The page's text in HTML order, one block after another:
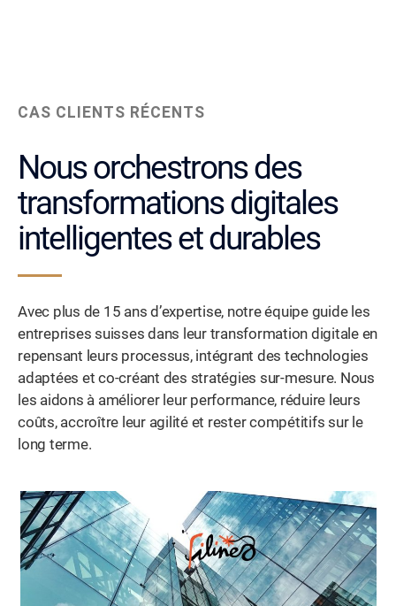
CAS CLIENTS RÉCENTS
Nous orchestrons des
transformations digitales
intelligentes et durables
Avec plus de 15 ans d’expertise, notre équipe guide les
entreprises suisses dans leur transformation digitale en
repensant leurs processus, intégrant des technologies
adaptées et co-créant des stratégies sur-mesure. Nous
les aidons à améliorer leur performance, réduire leurs
coûts, accroître leur agilité et rester compétitifs sur le
long terme.